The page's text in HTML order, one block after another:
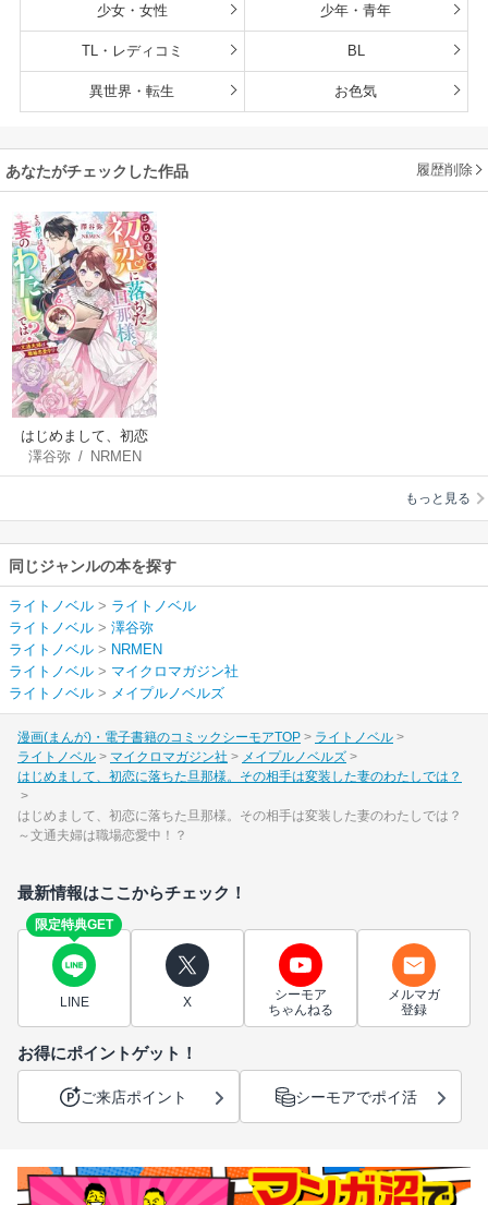
少女・女性 少年・青年
TL・レディコミ BL
異世界・転生 お色気
あなたがチェックした作品 履歴削除
はじめまして、初恋
に落ちた旦那様。そ
の相手は変装した妻
澤谷弥/ NRMEN
もっと見る
同じジャンルの本を探す
ライトノベル > ライトノベル
ライトノベル > 澤谷弥
ライトノベル > NRMEN
ライトノベル > マイクロマガジン社
ライトノベル > メイプルノベルズ
漫画(まんが)・電子書籍のコミックシーモアTOP
ライトノベル
ライトノベル
マイクロマガジン社
メイプルノベルズ
はじめまして、初恋に落ちた旦那様。その相手は変装した妻のわたしでは？
はじめまして、初恋に落ちた旦那様。その相手は変装した妻のわたしでは？
～文通夫婦は職場恋愛中！？
最新情報はここからチェック！
限定特典GET
LINE X
シーモア
ちゃんねる
メルマガ
登録
お得にポイントゲット！
ご来店ポイント シーモアでポイ活